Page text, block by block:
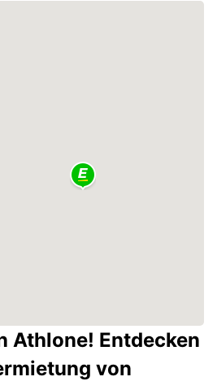
Athlone! Entdecken
von